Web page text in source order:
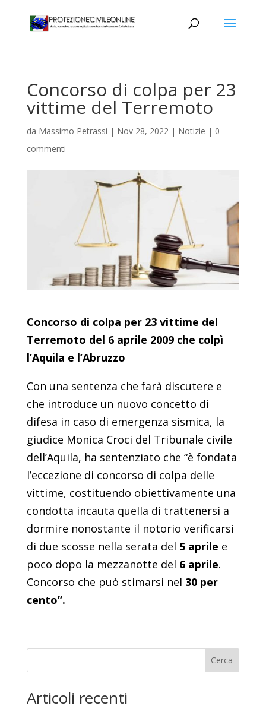
Concorso di colpa per 23
vittime del Terremoto
da Massimo Petrassi | Nov 28, 2022| Notizie | 0
commenti
Concorso di colpa per 23 vittime del
Terremoto del 6 aprile 2009 che colpì
l’Aquila e l’Abruzzo
Con una sentenza che farà discutere e
che introduce un nuovo concetto di
difesa in caso di emergenza sismica, la
giudice Monica Croci del Tribunale civile
dell’Aquila, ha sentenziato che “è fondata
l’eccezione di concorso di colpa delle
vittime, costituendo obiettivamente una
condotta incauta quella di trattenersi a
dormire nonostante il notorio verificarsi
di due scosse nella serata del 5 aprile e
poco dopo la mezzanotte del 6 aprile.
Concorso che può stimarsi nel 30 per
cento”.
Cerca
Articoli recenti